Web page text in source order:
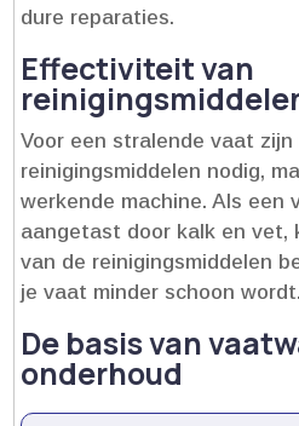
dure reparaties.​
Effectiviteit van
Voor een stralende vaat
reinigingsmiddelen nodig,
werkende machine.​ Als een
aangetast door kalk en
van de reinigingsmiddelen
je vaat minder schoon wordt.​
De basis van
onderhoud